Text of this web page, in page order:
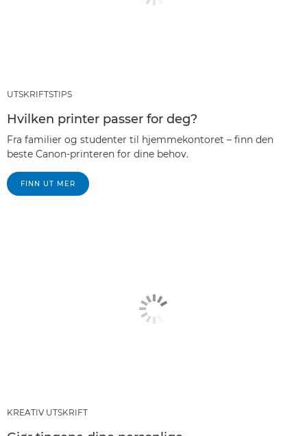
UTSKRIFTSTIPS
Hvilken printer passer for deg?
Fra familier og studenter til hjemmekontoret – finn den
beste Canon-printeren for dine behov.
FINN UT MER
KREATIV UTSKRIFT